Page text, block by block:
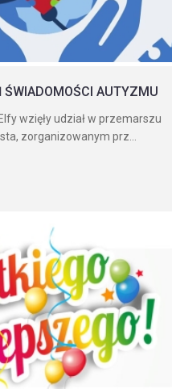
ŚWIADOMOŚCI AUTYZMU
wzięły udział w przemarszu
zorganizowanym prz...